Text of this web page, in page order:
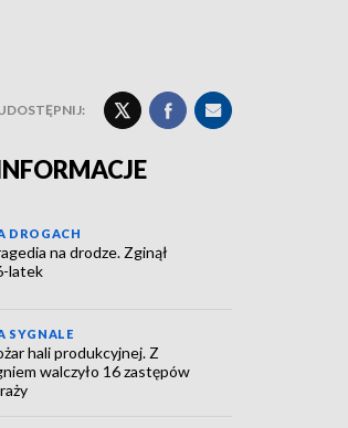
DROGACH
na drodze. Zginął
latek
SYGNALE
hali produkcyjnej. Z
walczyło 16 zastępów